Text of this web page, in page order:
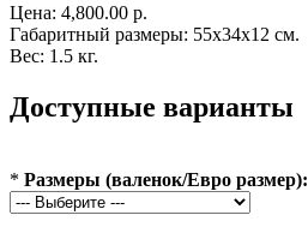
Цена: 4,800.00 р.
Габаритный размеры: 55x34x12 см.
Вес: 1.5 кг.
Доступные варианты
* Размеры (валенок/Евро размер):